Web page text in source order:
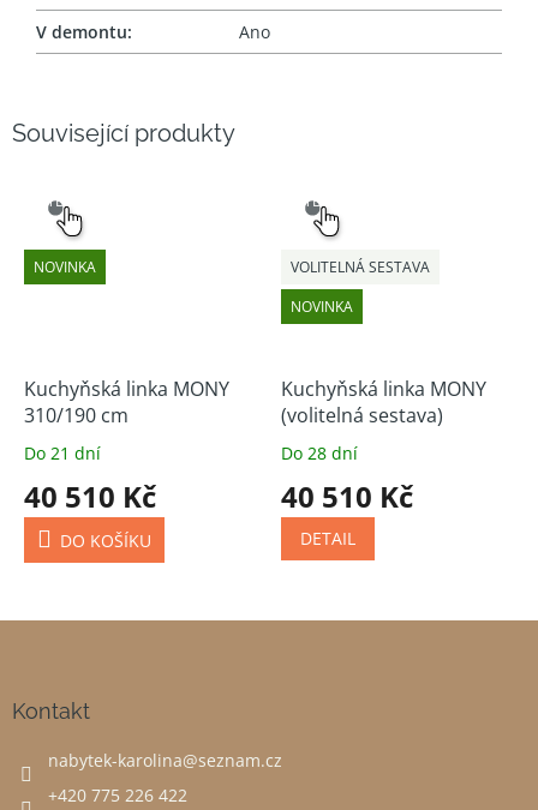
Související produkty
NOVINKA
VÝBĚR
Kuchyňská linka MONY
310/190 cm
Do 21 dní
40 510 Kč
DO KOŠÍKU
NOVINKA
VOLITELNÁ SESTAVA
VÝBĚR
Kuchyňská linka MONY
(volitelná sestava)
Do 28 dní
40 510 Kč
DETAIL
V demontu: Ano
Kontakt
nabytek-karolina@seznam.cz
+420 775 226 422